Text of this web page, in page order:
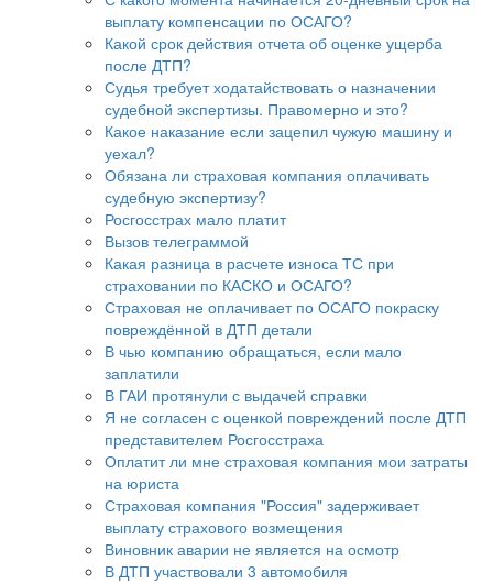
выплату компенсации по ОСАГО?
Какой срок действия отчета об оценке ущерба
после ДТП?
Судья требует ходатайствовать о назначении
судебной экспертизы. Правомерно и это?
Какое наказание если зацепил чужую машину и
уехал?
Обязана ли страховая компания оплачивать
судебную экспертизу?
Росгосстрах мало платит
Вызов телеграммой
Какая разница в расчете износа ТС при
страховании по КАСКО и ОСАГО?
Страховая не оплачивает по ОСАГО покраску
повреждённой в ДТП детали
В чью компанию обращаться, если мало
заплатили
В ГАИ протянули с выдачей справки
Я не согласен с оценкой повреждений после ДТП
представителем Росгосстраха
Оплатит ли мне страховая компания мои затраты
на юриста
Страховая компания "Россия" задерживает
выплату страхового возмещения
Виновник аварии не является на осмотр
В ДТП участвовали 3 автомобиля